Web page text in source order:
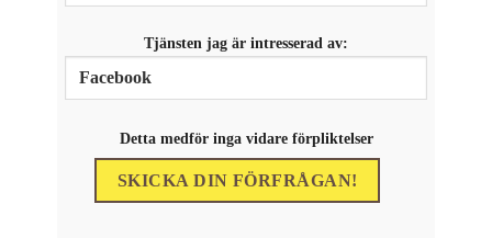
Tjänsten jag är intresserad av:
Detta medför inga vidare förpliktelser
intressen och ditt
surfar ökar du
chansen att få se